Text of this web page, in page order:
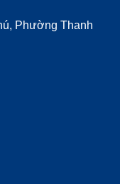
Phường Thanh